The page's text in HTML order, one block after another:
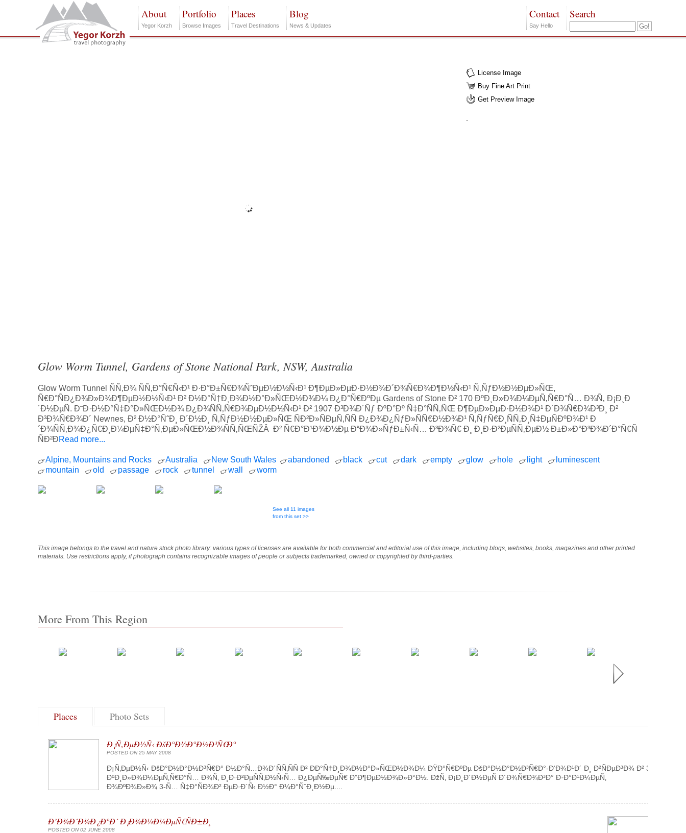
About
Yegor Korzh
Portfolio
Browse Images
Places
Travel Destinations
Blog
News & Updates
Search
Contact
Say Hello
License Image
Buy Fine Art Print
Get Preview Image
Glow Worm Tunnel, Gardens of Stone National Park, NSW, Australia
Glow Worm Tunnel ÑÑ‚Ð¾ ÑÑ‚Ð°Ñ€Ñ‹Ð¹ Ð·Ð°Ð±Ñ€Ð¾ÑˆÐµÐ½Ð½Ñ‹Ð¹ Ð¶ÐµÐ»ÐµÐ·Ð½Ð¾Ð´Ð¾Ñ€Ð¾Ð¶Ð½Ñ‹Ð¹ Ñ‚ÑƒÐ½Ð½ÐµÐ»ÑŒ,
Ñ€Ð°ÑÐ¿Ð¾Ð»Ð¾Ð¶ÐµÐ½Ð½Ñ‹Ð¹ Ð² Ð½Ð°Ñ†Ð¸Ð¾Ð½Ð°Ð»ÑŒÐ½Ð¾Ð¼ Ð¿Ð°Ñ€ÐºÐµ Gardens of Stone Ð² 170 ÐºÐ¸Ð»Ð¾Ð¼ÐµÑ‚Ñ€Ð°Ñ… Ð¾Ñ‚ Ð¡Ð¸Ð
´Ð½ÐµÑ. Ð˜Ð·Ð½Ð°Ñ‡Ð°Ð»ÑŒÐ½Ð¾ Ð¿Ð¾ÑÑ‚Ñ€Ð¾ÐµÐ½Ð½Ñ‹Ð¹ Ð² 1907 Ð³Ð¾Ð´Ñƒ ÐºÐ°Ðº Ñ‡Ð°ÑÑ‚ÑŒ Ð¶ÐµÐ»ÐµÐ·Ð½Ð¾Ð¹ Ð´Ð¾Ñ€Ð¾Ð³Ð¸ Ð²
Ð³Ð¾Ñ€Ð¾Ð´ Newnes, Ð² Ð½Ð°ÑˆÐ¸ Ð´Ð½Ð¸ Ñ‚ÑƒÐ½Ð½ÐµÐ»ÑŒ ÑÐ²Ð»ÑÐµÑ‚ÑÑ Ð¿Ð¾Ð¿ÑƒÐ»ÑÑ€Ð½Ð¾Ð¹ Ñ‚ÑƒÑ€Ð¸ÑÑ‚Ð¸Ñ‡ÐµÑÐºÐ¾Ð¹ Ð
´Ð¾ÑÑ‚Ð¾Ð¿Ñ€Ð¸Ð¼ÐµÑ‡Ð°Ñ‚ÐµÐ»ÑŒÐ½Ð¾ÑÑ‚ÑŒÑŽÂ Ð² Ñ€Ð°Ð¹Ð¾Ð½Ðµ Ð“Ð¾Ð»ÑƒÐ±Ñ‹Ñ… Ð³Ð¾Ñ€ Ð¸ Ð¸Ð·Ð²ÐµÑÑ‚ÐµÐ½ Ð±Ð»Ð°Ð³Ð¾Ð´Ð°Ñ€Ñ
ÑÐ²ÐRead more...
Alpine, Mountains and Rocks Australia New South Wales abandoned black cut dark empty glow hole light
luminescent
mountain
old passage rock tunnel wall worm
See all 11 images
from this set >>
This image belongs to the travel and nature stock photo library: various types of licenses are available for both commercial and editorial use of this image, including blogs, websites, books, magazines and other printed
materials. Use restrictions apply, if photograph contains recognizable images of people or subjects trademarked, owned or copyrighted by third-parties.
More From This Region
Places Photo Sets
Ð¡Ñ‚ÐµÐ½Ñ‹ ÐšÐ°Ð½Ð°Ð½Ð³Ñ€Ð°
POSTED ON 25 MAY 2008
Ð¡Ñ‚ÐµÐ½Ñ‹ ÐšÐ°Ð½Ð°Ð½Ð³Ñ€Ð° Ð½Ð°Ñ…Ð¾Ð´ÑÑ‚ÑÑ Ð² ÐÐ°Ñ†Ð¸Ð¾Ð½Ð°Ð»ÑŒÐ½Ð¾Ð¼ ÐŸÐ°Ñ€ÐºÐµ ÐšÐ°Ð½Ð°Ð½Ð³Ñ€Ð°-Ð‘Ð¾Ð¹Ð´ Ð¸ Ð²ÑÐµÐ³Ð¾ Ð² 30
ÐºÐ¸Ð»Ð¾Ð¼ÐµÑ‚Ñ€Ð°Ñ… Ð¾Ñ‚ Ð¸Ð·Ð²ÐµÑÑ‚Ð½Ñ‹Ñ… Ð¿ÐµÑ‰ÐµÑ€ Ð”Ð¶ÐµÐ½Ð¾Ð»Ð°Ð½. ÐžÑ‚ Ð¡Ð¸Ð´Ð½ÐµÑ Ð´Ð¾Ñ€Ð¾Ð³Ð° Ð·Ð°Ð¹Ð¼ÐµÑ‚
Ð¾ÐºÐ¾Ð»Ð¾ 3-Ñ… Ñ‡Ð°ÑÐ¾Ð² ÐµÐ·Ð´Ñ‹ Ð½Ð° Ð¼Ð°ÑˆÐ¸Ð½Ðµ....
Ð’Ð¾Ð´Ð¾Ð¿Ð°Ð´ Ð¡Ð¾Ð¼Ð¼ÐµÑ€ÑÐ±Ð¸
POSTED ON 02 JUNE 2008